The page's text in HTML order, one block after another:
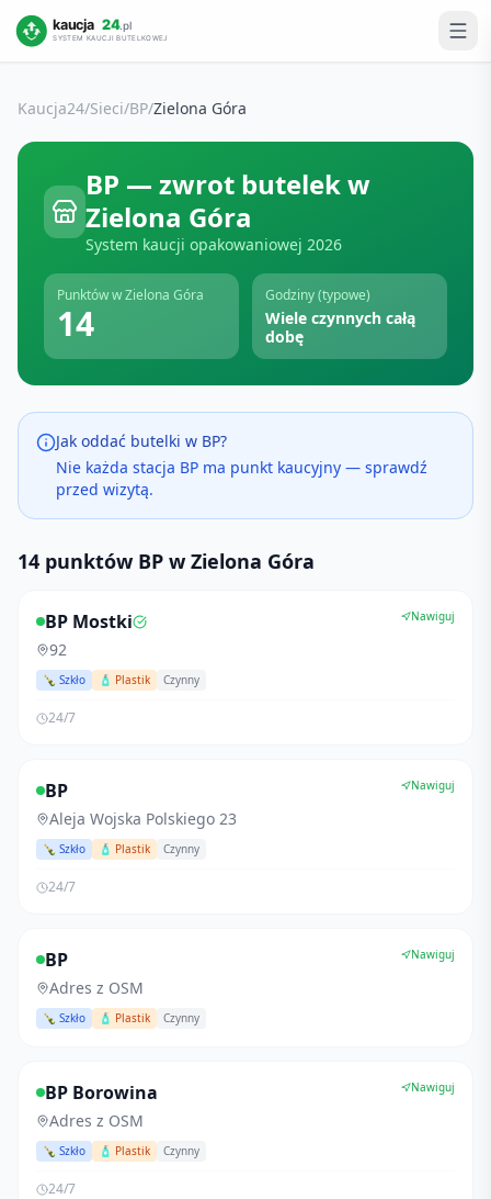
Kaucja24/Sieci/BP/Zielona Góra
BP — zwrot butelek w
Zielona Góra
System kaucji opakowaniowej 2026
Punktów wZielona Góra
14
Godziny (typowe)
Wiele czynnych całą
dobę
Jak oddać butelki w BP?
Nie każda stacja BP ma punkt kaucyjny — sprawdź
przed wizytą.
14 punktów BP w Zielona Góra
BP Mostki
92
🍾 Szkło 🧴 Plastik Czynny
Nawiguj
24/7
BP
Aleja Wojska Polskiego 23
🍾 Szkło 🧴 Plastik Czynny
Nawiguj
24/7
BP
Adres z OSM
🍾 Szkło 🧴 Plastik Czynny
Nawiguj
BP Borowina
Adres z OSM
🍾 Szkło 🧴 Plastik Czynny
Nawiguj
24/7